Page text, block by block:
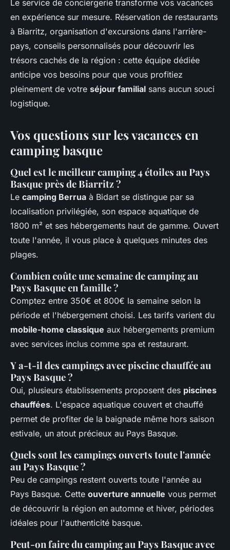
Le service de conciergerie transforme vos vacances
en expérience sur mesure. Réservation de restaurants
à Biarritz, organisation d'excursions dans l'arrière-
pays, conseils personnalisés pour découvrir les
trésors cachés de la région : cette équipe dédiée
anticipe vos besoins pour que vous profitiez
pleinement de votre séjour familial sans aucun souci
logistique.
Vos questions sur les vacances en
camping basque
Quel est le meilleur camping 4 étoiles au Pays
Basque près de Biarritz ?
Le camping Berrua à Bidart se distingue par sa
localisation privilégiée, son espace aquatique de
1800 m² et ses hébergements haut de gamme. Ouvert
toute l'année, il vous place à quelques minutes des
plages.
Combien coûte une semaine de camping au
Pays Basque en famille ?
Comptez entre 350€ et 800€ la semaine selon la
période et l'hébergement choisi. Les tarifs varient du
mobile-home classique aux hébergements premium
avec services inclus comme spa et restaurant.
Y a-t-il des campings avec piscine chauffée au
Pays Basque ?
Oui, plusieurs établissements proposent des piscines
chauffées. L'espace aquatique couvert et chauffé
permet de profiter de la baignade même hors saison
estivale, un atout précieux au Pays Basque.
Quels sont les campings ouverts toute l'année
au Pays Basque ?
Peu de campings restent ouverts toute l'année au
Pays Basque. Cette ouverture annuelle vous permet
de découvrir la région en automne et hiver, périodes
idéales pour l'authenticité basque.
Peut-on faire du camping au Pays Basque avec